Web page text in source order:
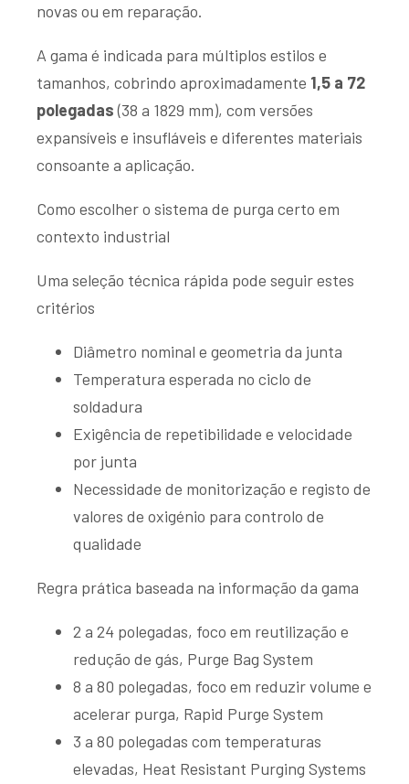
novas ou em reparação.
A gama é indicada para múltiplos estilos e
tamanhos, cobrindo aproximadamente 1,5 a 72
polegadas(38 a 1829 mm), com versões
expansíveis e insufláveis e diferentes materiais
consoante a aplicação.
Como escolher o sistema de purga certo em
contexto industrial
Uma seleção técnica rápida pode seguir estes
critérios
Diâmetro nominal e geometria da junta
Temperatura esperada no ciclo de
soldadura
Exigência de repetibilidade e velocidade
por junta
Necessidade de monitorização e registo de
valores de oxigénio para controlo de
qualidade
Regra prática baseada na informação da gama
2 a 24 polegadas, foco em reutilização e
redução de gás, Purge Bag System
8 a 80 polegadas, foco em reduzir volume e
acelerar purga, Rapid Purge System
3 a 80 polegadas com temperaturas
elevadas, Heat Resistant Purging Systems